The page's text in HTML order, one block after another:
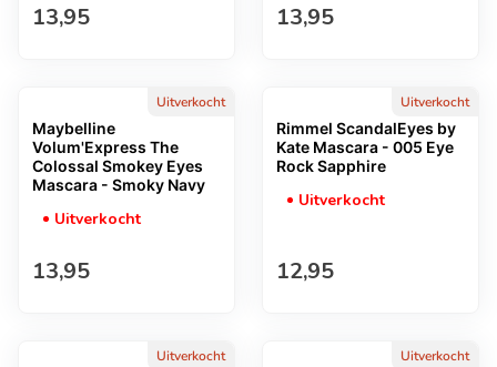
Normale prijs
13,95 Normale prijs
13,95
Uitverkocht
Maybelline
Volum'Express The
Colossal Smokey Eyes
Mascara - Smoky Navy
Uitverkocht
Normale prijs
13,95
Uitverkocht
Rimmel ScandalEyes by
Kate Mascara - 005 Eye
Rock Sapphire
Uitverkocht
Normale prijs
12,95
Uitverkocht Uitverkocht